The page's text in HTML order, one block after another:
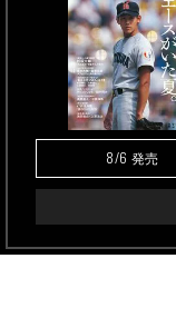
8/6 発売